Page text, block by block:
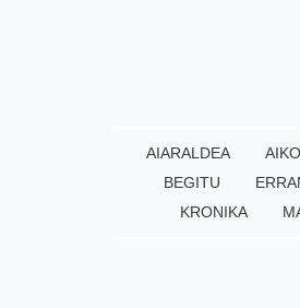
AIARALDEA
BEGITU
KRONIKA